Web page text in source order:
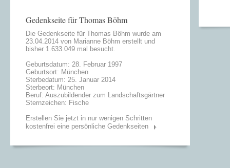
Gedenkseite für Thomas Böhm
Die Gedenkseite für Thomas Böhm wurde am
23.04.2014 von Marianne Böhm erstellt und
bisher 1.633.049 mal besucht.
Geburtsdatum: 28. Februar 1997
Geburtsort: München
Sterbedatum: 25. Januar 2014
Sterbeort: München
Beruf: Auszubildender zum Landschaftsgärtner
Sternzeichen: Fische
Erstellen Sie jetzt in nur wenigen Schritten
kostenfrei eine persönliche Gedenkseiten